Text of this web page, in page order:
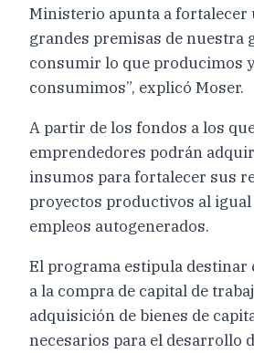
Ministerio apunta a fortalecer
grandes premisas de nuestra
consumir lo que producimos
consumimos”, explicó Moser.
A partir de los fondos a los
emprendedores podrán
insumos para fortalecer sus
proyectos productivos al
empleos autogenerados.
El programa estipula destinar
a la compra de capital de
adquisición de bienes de
necesarios para el desarrollo